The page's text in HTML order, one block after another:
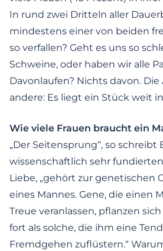
In rund zwei Dritteln aller
mindestens einer von beiden
so verfallen? Geht es uns so
Schweine, oder haben wir alle
Davonlaufen? Nichts davon.
andere: Es liegt ein Stück weit
Wie viele Frauen braucht ein
„Der Seitensprung“, so schreibt
wissenschaftlich sehr
Liebe, „gehört zur genetischen
eines Mannes. Gene, die einen
Treue veranlassen, pflanzen
fort als solche, die ihm eine
Fremdgehen zuflüstern.“